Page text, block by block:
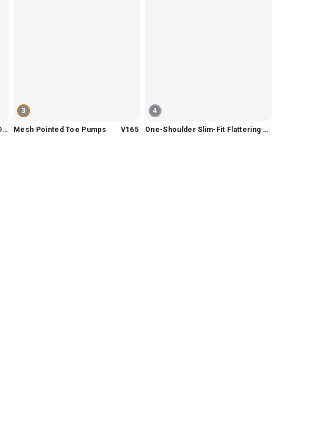
Round Neck Tiered Sleeveless Dress V2290
3
Mesh Pointed Toe Pumps V165
4
One-Shoulder Slim-Fit Flattering Mermaid Skirt Dress V2295